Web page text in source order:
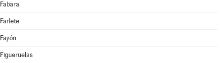
Fabara
Farlete
Fayón
Figueruelas